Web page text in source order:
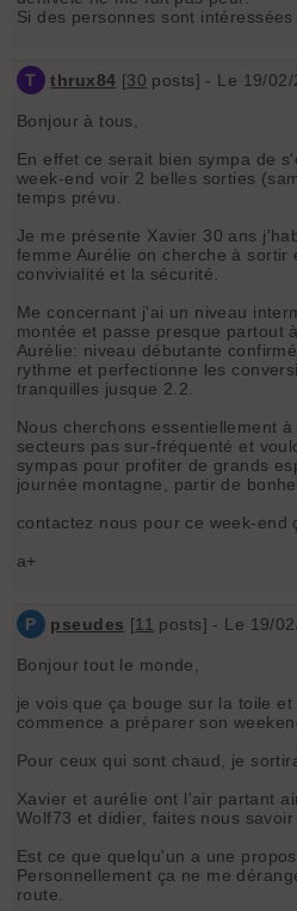
Si des personnes sont intéressées
T thrux84 [30 posts] - Le 19/
Bonjour à tous,
En effet ce serait bien sympa de
week-end voir 2 belles sorties
temps prévu.
Je me présente Xavier 30 ans
femme Aurélie on cherche à sortir
convivialité et la sécurité.
Me concernant j'ai un niveau
montée et passe presque partout
Aurélie: niveau débutante
rythme et perfectionne les
tranquilles jusque 2.2.
Nous cherchons essentiellement
secteurs pas sur-fréquenté et
sympas pour profiter de grands
journée montagne, partir de
contactez nous pour ce week-end
a+
P pseudes [11 posts] - Le 19/
Bonjour tout le monde,
je vois que ça bouge sur la toile
commence a préparer son
Pour ceux qui sont chaud, je
Xavier et aurélie ont l'air partant
Wolf73 et didier, faites nous savoir
Est ce que quelqu'un a une
Personnellement ça ne me
route.